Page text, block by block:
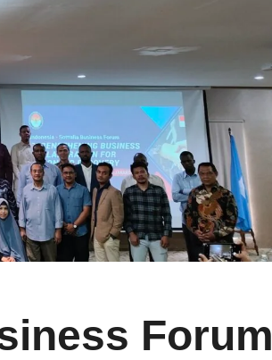
Forum